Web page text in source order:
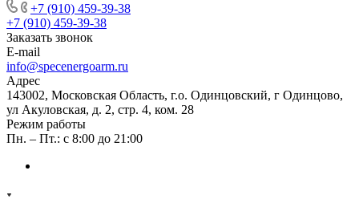
+7 (910) 459-39-38
+7 (910) 459-39-38
Заказать звонок
E-mail
info@specenergoarm.ru
Адрес
143002, Московская Область, г.о. Одинцовский, г Одинцово,
ул Акуловская, д. 2, стр. 4, ком. 28
Режим работы
Пн. – Пт.: с 8:00 до 21:00